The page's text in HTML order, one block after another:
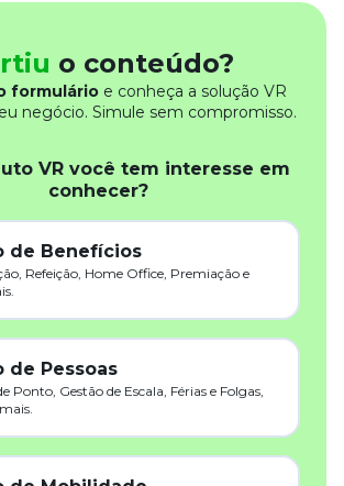
o conteúdo?
formulárioe conheça a solução VR
negócio. Simule sem compromisso.
VR você tem interesse em
conhecer?
de Benefícios
Refeição, Home Office, Premiação e
de Pessoas
Ponto, Gestão de Escala, Férias e Folgas,